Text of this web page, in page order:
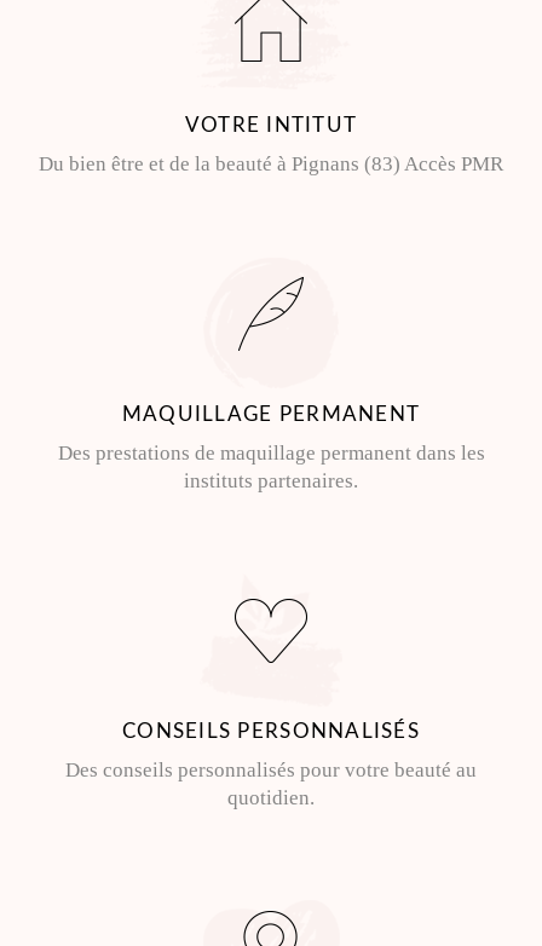
VOTRE INTITUT
Du bien être et de la beauté à Pignans (83) Accès PMR
MAQUILLAGE PERMANENT
Des prestations de maquillage permanent dans les
instituts partenaires.
CONSEILS PERSONNALISÉS
Des conseils personnalisés pour votre beauté au
quotidien.